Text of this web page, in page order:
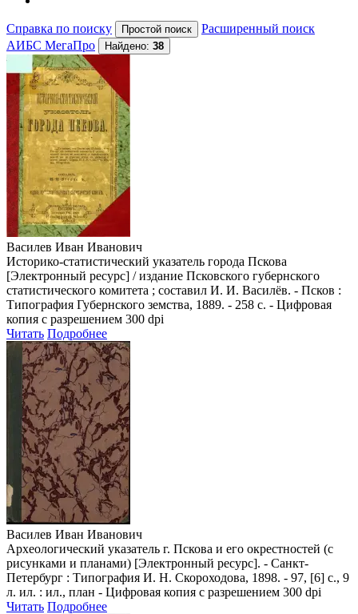
Справка по поиску
Расширенный поиск
АИБС МегаПро
Найдено: 38
Василев Иван Иванович
Историко-статистический указатель города Пскова
[Электронный ресурс] / издание Псковского губернского
статистического комитета ; составил И. И. Василёв. - Псков :
Типография Губернского земства, 1889. - 258 с. - Цифровая
копия с разрешением 300 dpi
Читать Подробнее
Василев Иван Иванович
Археологический указатель г. Пскова и его окрестностей (с
рисунками и планами) [Электронный ресурс]. - Санкт-
Петербург : Типография И. Н. Скороходова, 1898. - 97, [6] с., 9
л. ил. : ил., план - Цифровая копия с разрешением 300 dpi
Читать Подробнее